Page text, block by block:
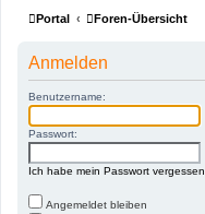
Portal Foren-Übersicht
Anmelden
Benutzername:
Passwort:
Ich habe mein Passwort vergessen
Angemeldet bleiben